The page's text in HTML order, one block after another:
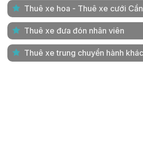
Thuê xe hoa - Thuê xe cưới
Thuê xe đưa đón nhân viên
Thuê xe trung chuyển hành